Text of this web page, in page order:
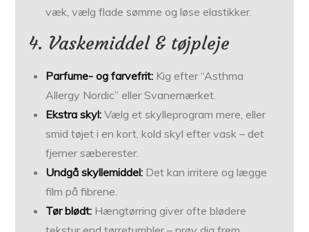
væk, vælg flade sømme og løse elastikker.
4. Vaskemiddel & tøjpleje
Parfume- og farvefrit: Kig efter “Asthma
Allergy Nordic” eller Svanemærket.
Ekstra skyl: Vælg et skylleprogram mere, eller
smid tøjet i en kort, kold skyl efter vask – det
fjerner sæberester.
Undgå skyllemiddel: Det kan irritere og lægge
film på fibrene.
Tør blødt: Hængtørring giver ofte blødere